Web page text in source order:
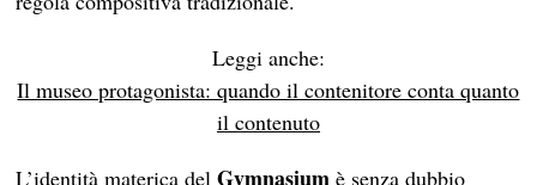
Leggi anche:
Il museo protagonista: quando il contenitore conta quanto
il contenuto
L’identità materica delGymnasiumè senza dubbio